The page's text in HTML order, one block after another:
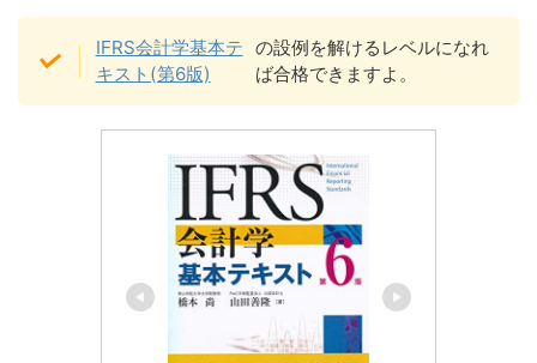
IFRS会計学基本テ
キスト(第6版)
の設例を解けるレベルになれ
ば合格できますよ。